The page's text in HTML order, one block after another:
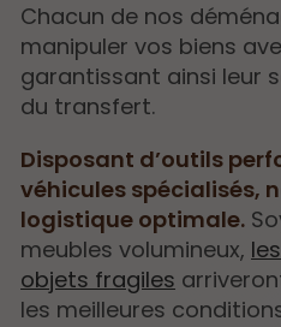
Chacun de nos
manipuler vos biens
garantissant ainsi leur
du transfert.
Disposant d’outils
véhicules spécialisés,
logistique optimale.
meubles volumineux,
objets fragiles
les meilleures